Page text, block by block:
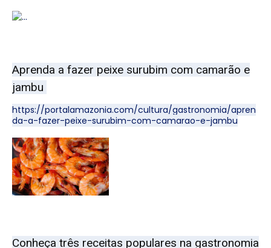
Aprenda a fazer peixe surubim com camarão e
jambu
https://portalamazonia.com/cultura/gastronomia/apren
da-a-fazer-peixe-surubim-com-camarao-e-jambu
Conheça três receitas populares na gastronomia